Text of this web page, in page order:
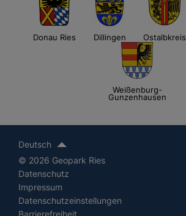
Donau Ries Dillingen Ostalbkreis
Weißenburg-
Gunzenhausen
Deutsch
© 2026 Geopark Ries
Datenschutz
Impressum
Datenschutzeinstellungen
Barrierefreiheit